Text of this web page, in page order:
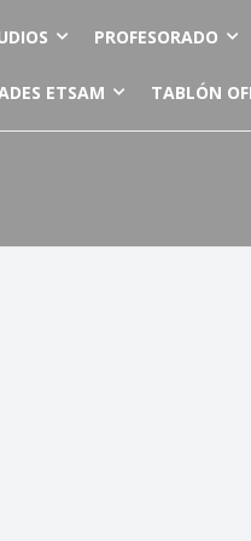
PROFESORADO
ETSAM TABLÓN